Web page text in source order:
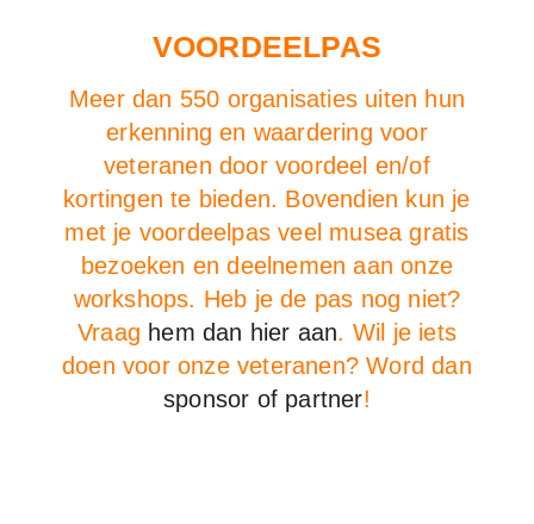
VOORDEELPAS
Meer dan 550 organisaties uiten hun
erkenning en waardering voor
veteranen door voordeel en/of
kortingen te bieden. Bovendien kun je
met je voordeelpas veel musea gratis
bezoeken en deelnemen aan onze
workshops. Heb je de pas nog niet?
Vraag hem dan hier aan. Wil je iets
doen voor onze veteranen? Word dan
sponsor of partner!